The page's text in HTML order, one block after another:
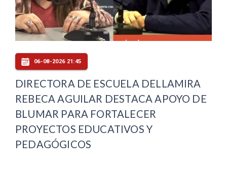
06-08-2026 21:45
DIRECTORA DE ESCUELA DELLAMIRA
REBECA AGUILAR DESTACA APOYO DE
BLUMAR PARA FORTALECER
PROYECTOS EDUCATIVOS Y
PEDAGÓGICOS